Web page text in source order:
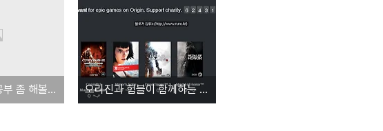
포토스케이프 공부 좀 해볼까 합니다. 오리진과 험블이 함께하는 험블 오리진 번들 이벤트